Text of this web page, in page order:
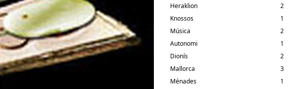
Heraklion
2
Knossos
1
Música
2
Autonomi
1
Dionís
2
Mallorca
3
Ménades
1